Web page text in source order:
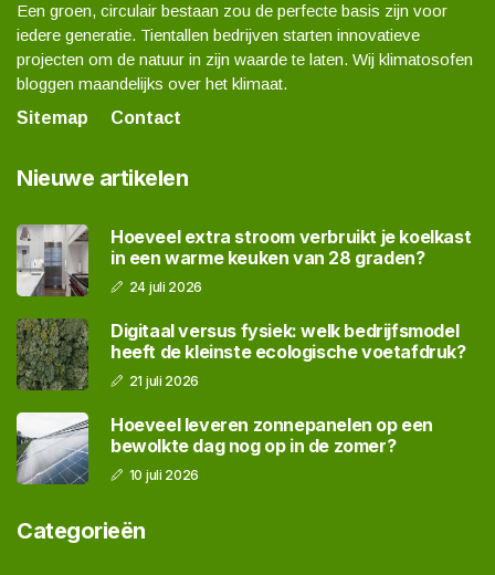
Een groen, circulair bestaan zou de perfecte basis zijn voor
iedere generatie. Tientallen bedrijven starten innovatieve
projecten om de natuur in zijn waarde te laten. Wij klimatosofen
bloggen maandelijks over het klimaat.
Sitemap
Contact
Nieuwe artikelen
Hoeveel extra stroom verbruikt je koelkast
in een warme keuken van 28 graden?
24 juli 2026
Digitaal versus fysiek: welk bedrijfsmodel
heeft de kleinste ecologische voetafdruk?
21 juli 2026
Hoeveel leveren zonnepanelen op een
bewolkte dag nog op in de zomer?
10 juli 2026
Categorieën